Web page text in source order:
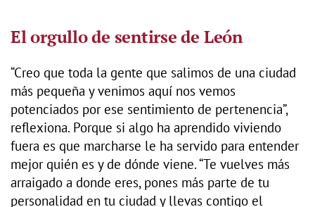
El orgullo de sentirse de León
“Creo que toda la gente que salimos de una ciudad
más pequeña y venimos aquí nos vemos
potenciados por ese sentimiento de pertenencia”,
reflexiona. Porque si algo ha aprendido viviendo
fuera es que marcharse le ha servido para entender
mejor quién es y de dónde viene. “Te vuelves más
arraigado a donde eres, pones más parte de tu
personalidad en tu ciudad y llevas contigo el